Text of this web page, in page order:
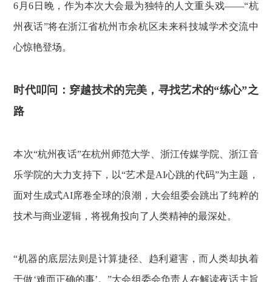
6月6日晚，作为本次大会最为独特的人文重头戏——“杭
州夜话”将在浙江省杭州市余杭区未来科技城学术交流中
心惊艳登场。
时代叩问：穿越技术的完美，寻找艺术的“练心”之
路
本次“杭州夜话”在杭州师范大学、浙江传媒学院、浙江音
乐学院的大力支持下，以“艺术是AI心跳的代码”为主题，
面对生成式AI席卷全球的浪潮，大会组委会跳出了纯粹的
技术与商业逻辑，将视角投向了人类精神的最深处。
“机器的底层法则是计算捷径、趋利避害，而人类却执着
于做‘难而正确的事’。”大会组委会负责人在解读夜话主旨